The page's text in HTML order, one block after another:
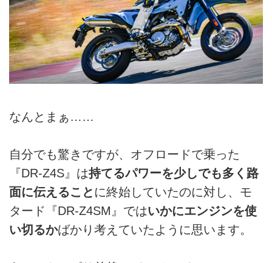
なんとまぁ……
自分でも驚きですが、オフロードで乗った
『DR-Z4S』は持てるパワーを少しでも多く路
面に伝えること に終始していたのに対し、モ
タード『DR-Z4SM』ではいかにエンジンを使
い切るかばかり考えていたように思います。